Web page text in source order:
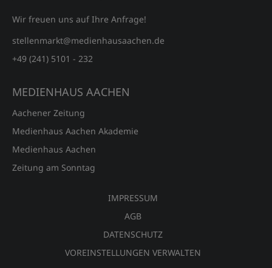
Wir freuen uns auf Ihre Anfrage!
stellenmarkt@medienhausaachen.de
+49 (241) 5101 - 232
MEDIENHAUS AACHEN
Aachener Zeitung
Medienhaus Aachen Akademie
Medienhaus Aachen
Zeitung am Sonntag
IMPRESSUM
AGB
DATENSCHUTZ
VOREINSTELLUNGEN VERWALTEN